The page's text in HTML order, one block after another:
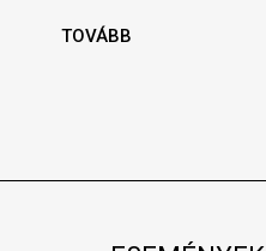
TOVÁBB